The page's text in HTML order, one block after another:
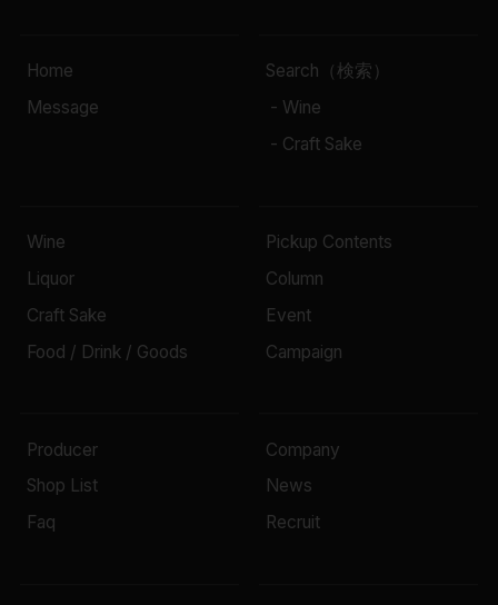
Home
Message
Search（検索）
- Wine
- Craft Sake
Wine
Liquor
Craft Sake
Food / Drink / Goods
Pickup Contents
Column
Event
Campaign
Producer
Shop List
Faq
Company
News
Recruit